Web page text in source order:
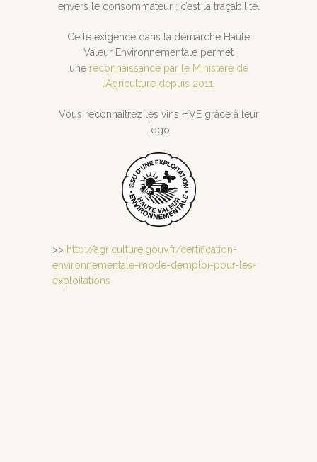
envers le consommateur : c’est la traçabilité.
Cette exigence dans la démarche Haute
Valeur Environnementale permet
une reconnaissance par le Ministère de
l’Agriculture depuis 2011.
Vous reconnaitrez les vins HVE grâce à leur
logo
>> http://agriculture.gouv.fr/certification-
environnementale-mode-demploi-pour-les-
exploitations